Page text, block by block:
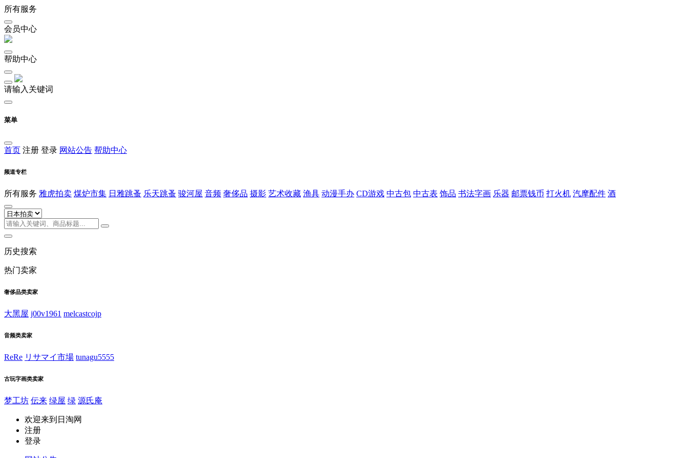
所有服务
会员中心
帮助中心
请输入关键词
菜单
首页 注册 登录 网站公告 帮助中心
频道专栏
所有服务 雅虎拍卖 煤炉市集 日雅跳蚤 乐天跳蚤 骏河屋 音频 奢侈品 摄影 艺术收藏 渔具 动漫手办 CD游戏 中古包 中古表 饰品 书法字画 乐器 邮票钱币 打火机 汽摩配件 酒
历史搜索
热门卖家
奢侈品类卖家
大黑屋 j00v1961 melcastcojp
音频类卖家
ReRe リサマイ市場 tunagu5555
古玩字画类卖家
梦工坊 伝来 绿屋 绿 源氏庵
欢迎来到日淘网
注册
登录